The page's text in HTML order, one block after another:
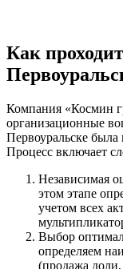
Как
Компания «Космин
организационные
Первоуральске
Процесс включает
Независимая
этом этапе
учетом всех
Выбор
определяем
(продажа